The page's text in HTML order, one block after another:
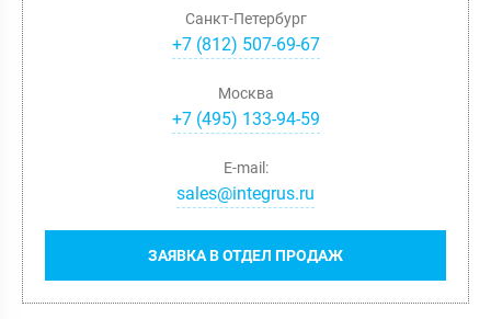
Санкт-Петербург
+7(812) 507-69-67
Москва
+7(495) 133-94-59
ЗАЯВКА В ОТДЕЛ ПРОДАЖ
E-mail:
sales@integrus.ru